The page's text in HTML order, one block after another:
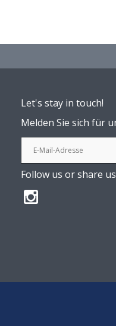
Let's stay in touch!
Melden Sie sich für
Follow us or share